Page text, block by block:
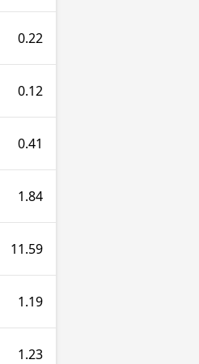
0.22
0.12
0.41
1.84
11.59
1.19
1.23